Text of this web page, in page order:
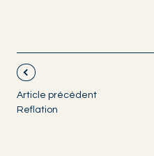
Article précédent
Reflation